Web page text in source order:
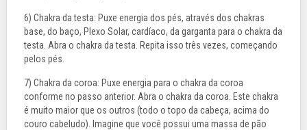
6) Chakra da testa: Puxe energia dos pés, através dos chakras
base, do baço, Plexo Solar, cardíaco, da garganta para o chakra da
testa. Abra o chakra da testa. Repita isso três vezes, começando
pelos pés.
7) Chakra da coroa: Puxe energia para o chakra da coroa
conforme no passo anterior. Abra o chakra da coroa. Este chakra
é muito maior que os outros (todo o topo da cabeça, acima do
couro cabeludo). Imagine que você possui uma massa de pão